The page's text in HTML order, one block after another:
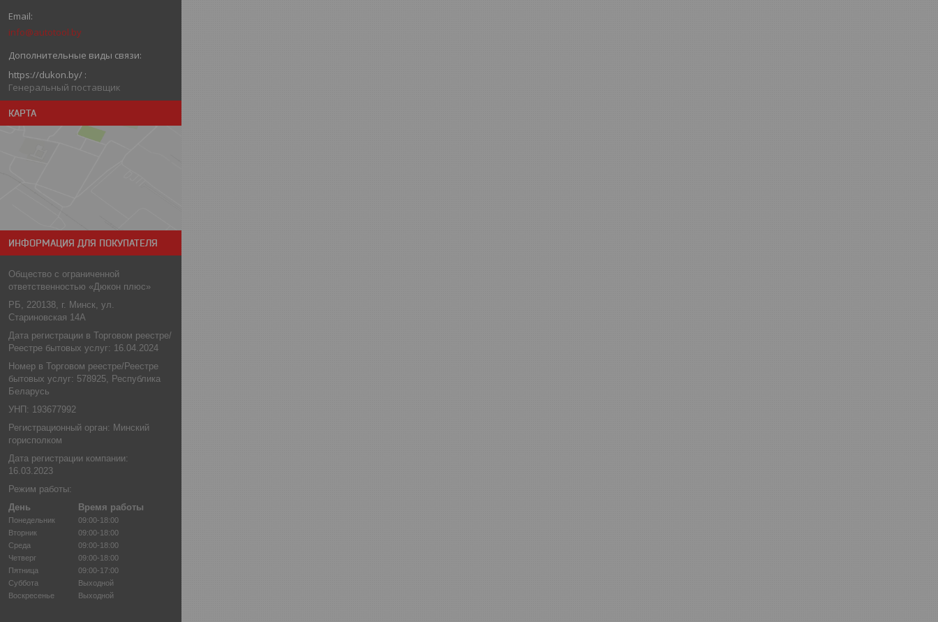
info@autotool.by
https://dukon.by/
Генеральный поставщик
КАРТА
ИНФОРМАЦИЯ ДЛЯ ПОКУПАТЕЛЯ
Общество с ограниченной
ответственностью «Дюкон плюс»
РБ, 220138, г. Минск, ул.
Стариновская 14А
Дата регистрации в Торговом реестре/
Реестре бытовых услуг: 16.04.2024
Номер в Торговом реестре/Реестре
бытовых услуг: 578925, Республика
Беларусь
УНП: 193677992
Регистрационный орган: Минский
горисполком
Дата регистрации компании:
16.03.2023
Режим работы:
День
Время работы
Понедельник
09:00-18:00
Вторник
09:00-18:00
Среда
09:00-18:00
Четверг
09:00-18:00
Пятница
09:00-17:00
Суббота
Выходной
Воскресенье
Выходной